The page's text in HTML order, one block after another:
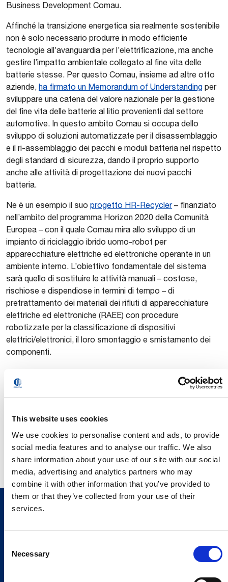
This website uses cookies
We use cookies to personalise content and ads, to provide
social media features and to analyse our traffic. We also
share information about your use of our site with our social
media, advertising and analytics partners who may
combine it with other information that you’ve provided to
them or that they’ve collected from your use of their
services.
Selection
Necessary
Business Development Comau.
Affinché la transizione energetica sia realmente sostenibile
non è solo necessario produrre in modo efficiente
tecnologie all’avanguardia per l’elettrificazione, ma anche
gestire l’impatto ambientale collegato al fine vita delle
batterie stesse. Per questo Comau, insieme ad altre otto
aziende, ha firmato un Memorandum of Understanding per
sviluppare una catena del valore nazionale per la gestione
del fine vita delle batterie al litio provenienti dal settore
automotive. In questo ambito Comau si occupa dello
sviluppo di soluzioni automatizzate per il disassemblaggio
e il ri-assemblaggio dei pacchi e moduli batteria nel rispetto
degli standard di sicurezza, dando il proprio supporto
anche alle attività di progettazione dei nuovi pacchi
batteria.
Ne è un esempio il suo progetto HR-Recycler– finanziato
nell’ambito del programma Horizon 2020 della Comunità
Europea – con il quale Comau mira allo sviluppo di un
impianto di riciclaggio ibrido uomo-robot per
apparecchiature elettriche ed elettroniche operante in un
ambiente interno. L’obiettivo fondamentale del sistema
sarà quello di sostituire le attività manuali – costose,
rischiose e dispendiose in termini di tempo – di
pretrattamento dei materiali dei rifiuti di apparecchiature
elettriche ed elettroniche (RAEE) con procedure
robotizzate per la classificazione di dispositivi
elettrici/elettronici, il loro smontaggio e smistamento dei
componenti.
concretamente al raggiungimento dei Sustainable
Development Goals (SDGs) delle Nazioni Unite 7, 9, 12 e
la cooperazione globale, promuovono la gestione
responsabile dell’energia, la costruzione di infrastrutture
resilienti, innovative e sostenibilie l’adozione di un
approccio rispettoso dell’ambiente.